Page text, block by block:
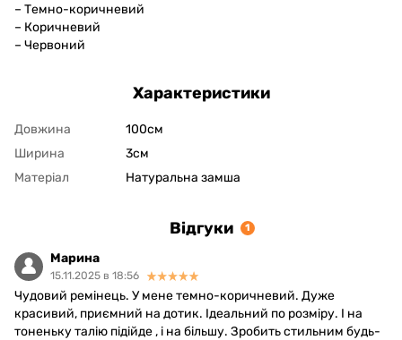
– Темно-коричневий
– Коричневий
– Червоний
Характеристики
Довжина
100см
Ширина
3см
Матеріал
Натуральна замша
Відгуки 1
Марина
15.11.2025 в 18:56
Чудовий ремінець. У мене темно-коричневий. Дуже
красивий, приємний на дотик. Ідеальний по розміру. І на
тоненьку талію підійде , і на більшу. Зробить стильним будь-